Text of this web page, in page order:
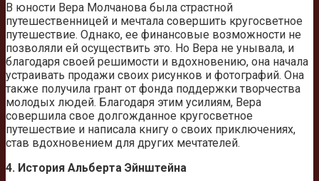
В юности Вера Молчанова была страстной
путешественницей и мечтала совершить кругосветное
путешествие. Однако, ее финансовые возможности не
позволяли ей осуществить это. Но Вера не унывала, и
благодаря своей решимости и вдохновению, она начала
устраивать продажи своих рисунков и фотографий. Она
также получила грант от фонда поддержки творчества
молодых людей. Благодаря этим усилиям, Вера
совершила свое долгожданное кругосветное
путешествие и написала книгу о своих приключениях,
став вдохновением для других мечтателей.
4. История Альберта Эйнштейна